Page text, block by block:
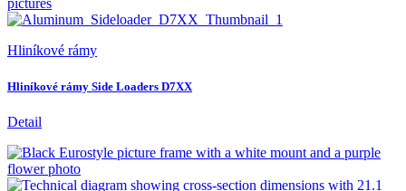
Hliníkové rámy
Hliníkové rámy Side Loaders D7XX
Detail